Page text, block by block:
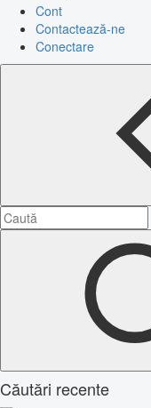
Cont
Contactează-ne
Conectare
Căutări recente